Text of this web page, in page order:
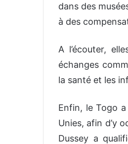
dans des
à des
A l’écouter,
échanges
la santé et les
Enfin, le Togo
Unies, afin d’y
Dussey a